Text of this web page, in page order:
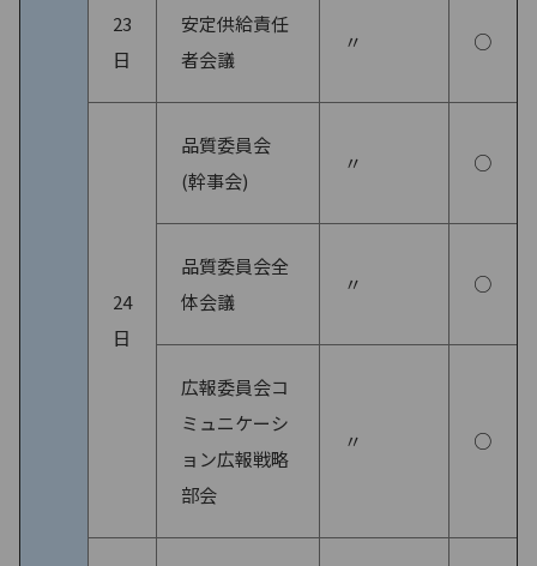
23
日
安定供給責任
者会議
〃 ○
24
日
品質委員会
(幹事会)
〃 ○
品質委員会全
体会議
〃 ○
広報委員会コ
ミュニケーシ
ョン広報戦略
部会
〃 ○